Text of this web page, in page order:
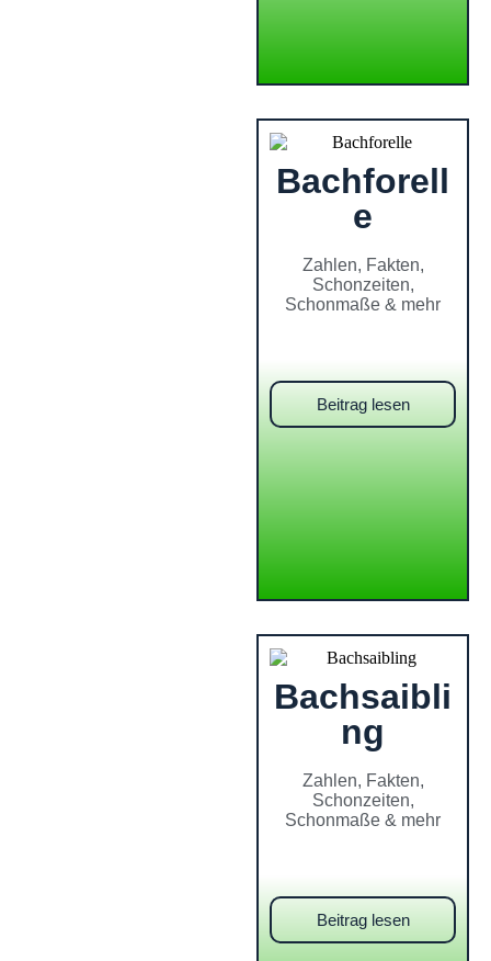
Bachforell
e
Zahlen, Fakten,
Schonzeiten,
Schonmaße & mehr
Beitrag lesen
Bachsaibli
ng
Zahlen, Fakten,
Schonzeiten,
Schonmaße & mehr
Beitrag lesen